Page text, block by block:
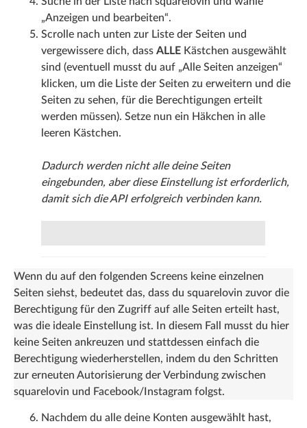
„Anzeigen und bearbeiten“.
Scrolle nach unten zur Liste der Seiten und
vergewissere dich, dass ALLE Kästchen ausgewählt
sind (eventuell musst du auf „Alle Seiten anzeigen“
klicken, um die Liste der Seiten zu erweitern und die
Seiten zu sehen, für die Berechtigungen erteilt
werden müssen). Setze nun ein Häkchen in alle
leeren Kästchen.
Dadurch werden nicht alle deine Seiten
eingebunden, aber diese Einstellung ist erforderlich,
damit sich die API erfolgreich verbinden kann.
Wenn du auf den folgenden Screens keine einzelnen
Seiten siehst, bedeutet das, dass du squarelovin zuvor die
Berechtigung für den Zugriff auf alle Seiten erteilt hast,
was die ideale Einstellung ist. In diesem Fall musst du hier
keine Seiten ankreuzen und stattdessen einfach die
Berechtigung wiederherstellen, indem du den Schritten
zur erneuten Autorisierung der Verbindung zwischen
squarelovin und Facebook/Instagram folgst.
Nachdem du alle deine Konten ausgewählt hast,